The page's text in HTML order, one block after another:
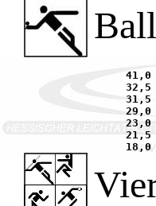
     41,0	Lindner, Stefanie	85	FC Offenthal			02.05.	Obertshausen
     32,5	Giron, Christine	85	SV 1879 Hainstadt		02.05.	Obertshausen
     31,5	Leschert, Nicole	85	TG 1837 Hanau			02.05.	Obertshausen
     29,0	Litzendorff, Jennifer	85	TGS Hausen			02.05.	Obertshausen
     23,0	Müller, Sabrina		85	SV Weiskirchen			02.05.	Obertshausen
     21,5	Kuhn, Jessica		85	LG Seligenstadt			02.05.	Obertshausen